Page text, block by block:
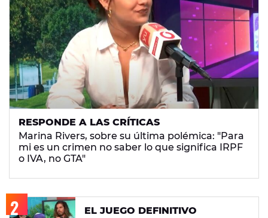
RESPONDE A LAS CRÍTICAS
Marina Rivers, sobre su última polémica: "Para
mi es un crimen no saber lo que significa IRPF
o IVA, no GTA"
EL JUEGO DEFINITIVO